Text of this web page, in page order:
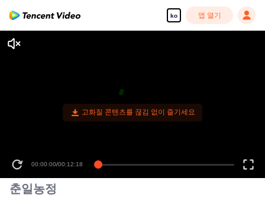
ko 앱 열기
고화질 콘텐츠를 끊김 없이 즐기세요
00:00:00/00:12:18
춘일농정